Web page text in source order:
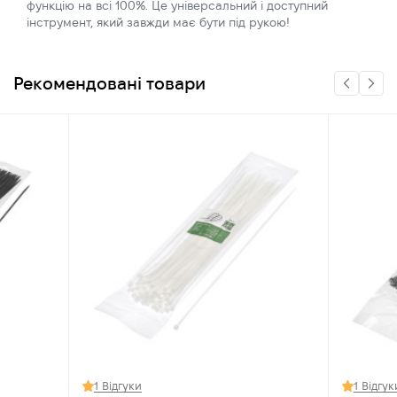
функцію на всі 100%. Це універсальний і доступний
інструмент, який завжди має бути під рукою!
Рекомендовані товари
1 Відгуки 1